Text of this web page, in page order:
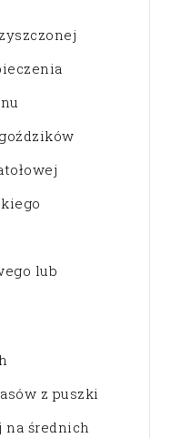
lub
z puszki
na średnich